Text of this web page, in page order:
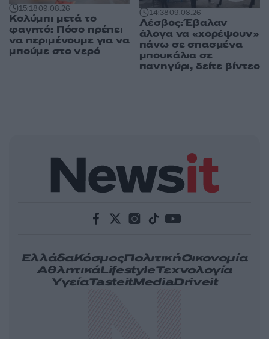
15:1809.08.26
Κολύμπι μετά το
φαγητό: Πόσο πρέπει
να περιμένουμε για να
μπούμε στο νερό
14:3809.08.26
Λέσβος: Έβαλαν
άλογα να «χορέψουν»
πάνω σε σπασμένα
μπουκάλια σε
πανηγύρι, δείτε βίντεο
ΕλλάδαΚόσμοςΠολιτικήΟικονομία
ΑθλητικάLifestyleΤεχνολογία
ΥγείαTasteitMediaDriveit